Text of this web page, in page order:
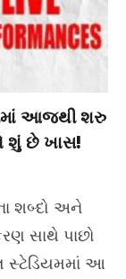
આજથી શરુ
શું છે ખાસ!
શબ્દો અને
સાથે પાછો
સ્ટેડિયમમાં આ